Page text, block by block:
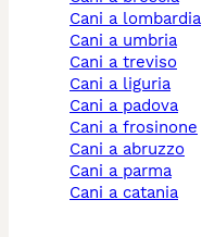
cani a lombardia
cani a umbria
cani a treviso
cani a liguria
cani a padova
cani a frosinone
cani a abruzzo
cani a parma
cani a catania